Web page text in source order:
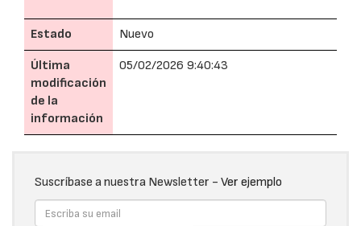
Estado Nuevo
Última
modificación
de la
información
05/02/2026 9:40:43
Suscríbase a nuestra Newsletter - Ver ejemplo